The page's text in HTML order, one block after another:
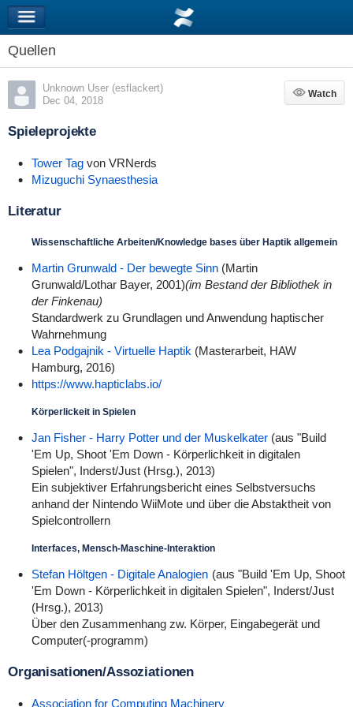
Quellen
Unknown User (esflackert)
Dec 04, 2018
Watch
Watch
Spieleprojekte
Tower Tagvon VRNerds
Mizuguchi Synaesthesia
Literatur
Wissenschaftliche Arbeiten/Knowledge bases über Haptik allgemein
Martin Grunwald - Der bewegte Sinn(Martin
Grunwald/Lothar Bayer, 2001)(im Bestand der Bibliothek in
der Finkenau)
Standardwerk zu Grundlagen und Anwendung haptischer
Wahrnehmung
Lea Podgajnik - Virtuelle Haptik (Masterarbeit, HAW
Hamburg, 2016)
https://www.hapticlabs.io/
Körperlickeit in Spielen
Jan Fisher - Harry Potter und der Muskelkater(aus "Build
'Em Up, Shoot 'Em Down - Körperlichkeit in digitalen
Spielen", Inderst/Just (Hrsg.), 2013)
Ein subjektiver Erfahrungsbericht eines Selbstversuchs
anhand der Nintendo WiiMote und über die Abstaktheit von
Spielcontrollern
Interfaces, Mensch-Maschine-Interaktion
Stefan Höltgen - Digitale Analogien (aus "Build 'Em Up, Shoot
'Em Down - Körperlichkeit in digitalen Spielen", Inderst/Just
(Hrsg.), 2013)
Über den Zusammenhang zw. Körper, Eingabegerät und
Computer(-programm)
Organisationen/Assoziationen
Association for Computing Machinery